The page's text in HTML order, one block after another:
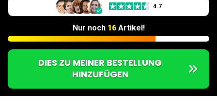
4.7
Nur noch 16Artikel!
DIES ZU MEINER BESTELLUNG
HINZUFÜGEN